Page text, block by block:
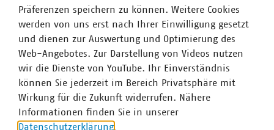
Ansprechpartner
Präferenzen speichern zu können. Weitere Cookies
werden von uns erst nach Ihrer Einwilligung gesetzt
und dienen zur Auswertung und Optimierung des
Web-Angebotes. Zur Darstellung von Videos nutzen
wir die Dienste von YouTube. Ihr Einverständnis
können Sie jederzeit im Bereich Privatsphäre mit
Wirkung für die Zukunft widerrufen. Nähere
Informationen finden Sie in unserer
Datenschutzerklärung